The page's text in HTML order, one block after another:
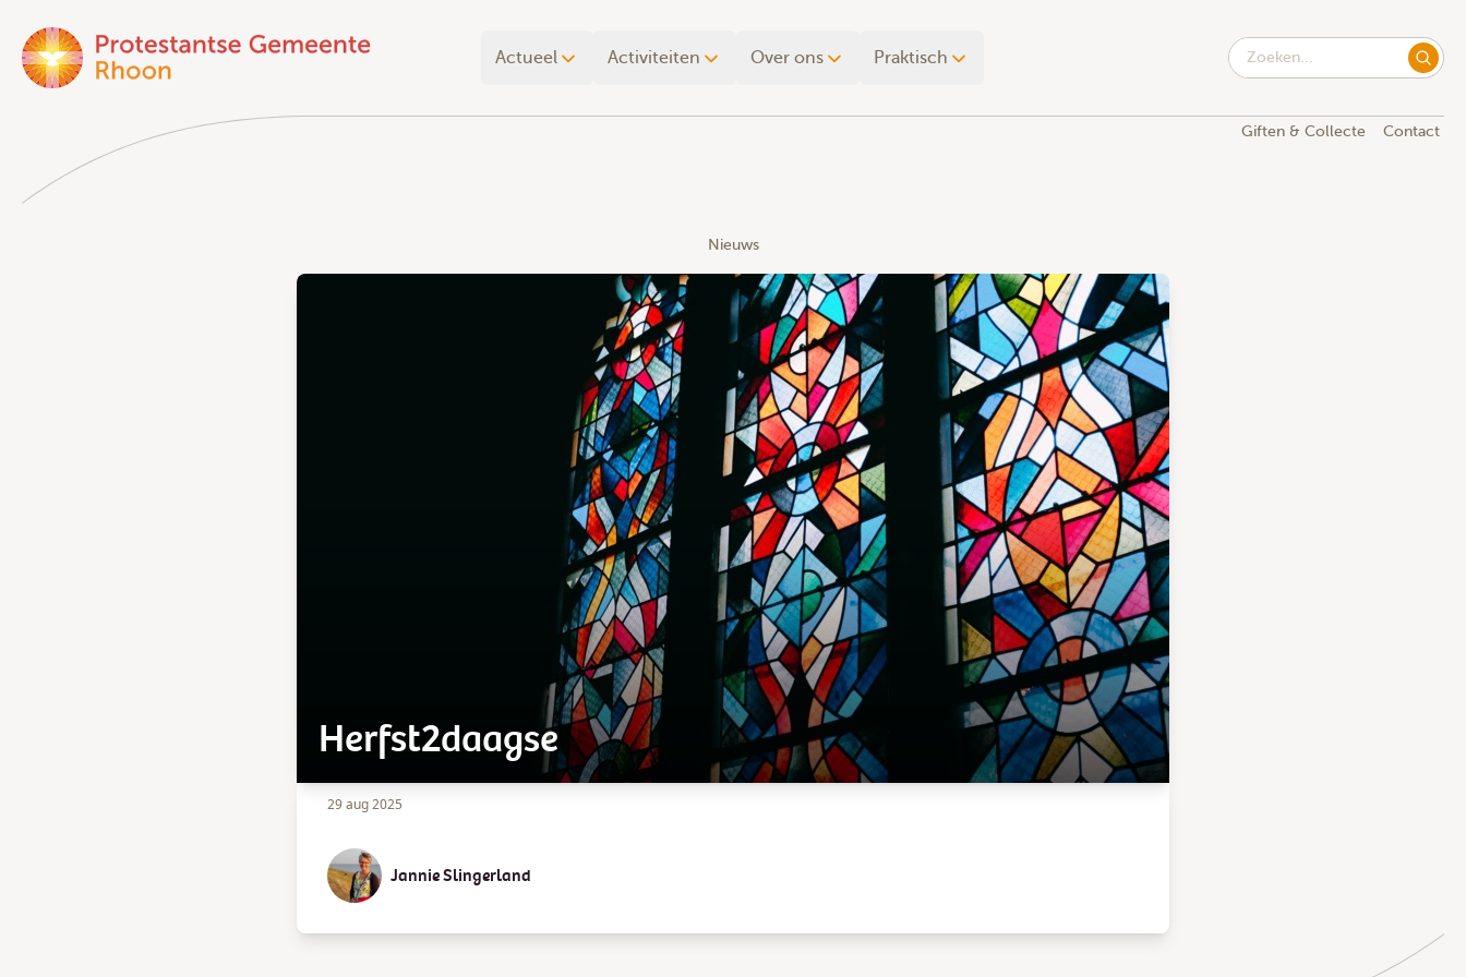
Actueel Activiteiten Over ons Praktisch
Giften & Collecte Contact
Nieuws
Herfst2daagse
29 aug 2025
Jannie Slingerland